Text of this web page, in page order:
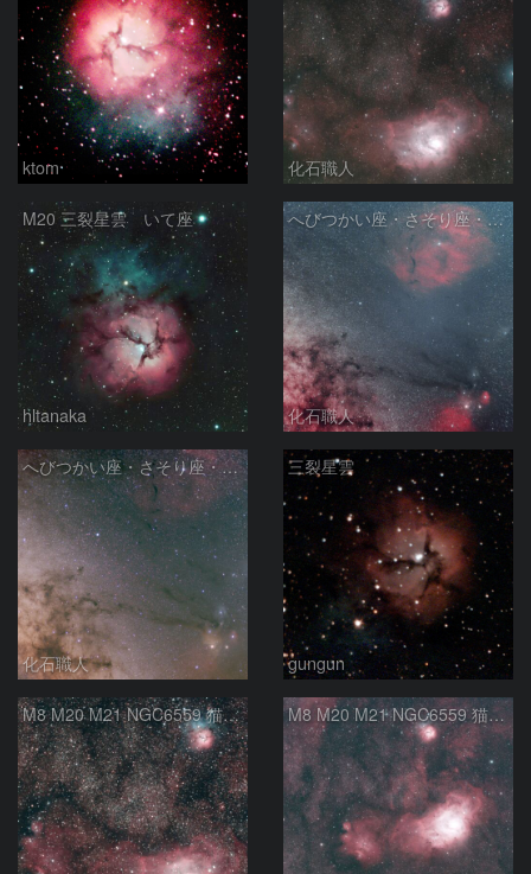
ktom 化石職人
M20 三裂星雲 いて座
hltanaka
へびつかい座・さそり座・いて座と天の川
化石職人
へびつかい座・さそり座・いて座と天の川
化石職人
三裂星雲
gungun
M8 M20 M21 NGC6559 猫の手星雲 いて座 M8 M20 M21 NGC6559 猫の手星雲 いて座